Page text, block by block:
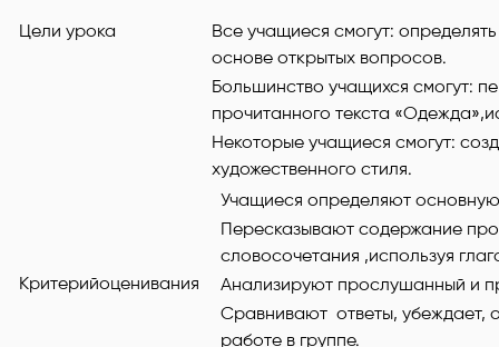
Цели урока
Все учащиеся смогут:
основе открытых вопросов.
Большинство учащихся смогут:
прочитанного текста
Некоторые учащиеся смогут:
художественного стиля.
Критерийоценивания
Учащиеся определяют
Пересказывают содержание
словосочетания ,используя
Анализируют прослушанный и
Сравнивают ответы, убеждает,
работе в группе.